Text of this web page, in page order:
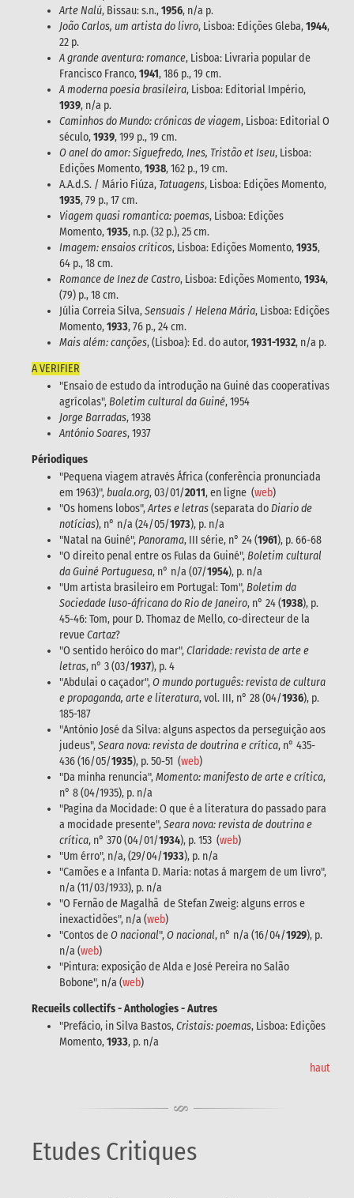
Arte Nalú, Bissau: s.n.,1956, n/a p.
João Carlos, um artista do livro, Lisboa: Edições Gleba,1944,
22 p.
A grande aventura: romance, Lisboa: Livraria popular de
Francisco Franco,1941, 186 p., 19 cm.
A moderna poesia brasileira, Lisboa: Editorial Império,
1939, n/a p.
Caminhos do Mundo: crónicas de viagem, Lisboa: Editorial O
século,1939, 199 p., 19 cm.
O anel do amor: Siguefredo, Ines, Tristão et Iseu, Lisboa:
Edições Momento,1938, 162 p., 19 cm.
A.A.d.S. / Mário Fiúza, Tatuagens, Lisboa: Edições Momento,
1935, 79 p., 17 cm.
Viagem quasi romantica: poemas, Lisboa: Edições
Momento,1935, n.p. (32 p.), 25 cm.
Imagem: ensaios críticos, Lisboa: Edições Momento,1935,
64 p., 18 cm.
Romance de Inez de Castro, Lisboa: Edições Momento,1934,
(79) p., 18 cm.
Júlia Correia Silva,Sensuais / Helena Mária, Lisboa: Edições
Momento,1933, 76 p., 24 cm.
Mais além: canções, (Lisboa): Ed. do autor,1931-1932, n/a p.
A VERIFIER
"Ensaio de estudo da introdução na Guiné das cooperativas
agrícolas",Boletim cultural da Guiné, 1954
Jorge Barradas, 1938
António Soares, 1937
Périodiques
"Pequena viagem através África (conferência pronunciada
em 1963)",buala.org, 03/01/2011, en ligne (web)
"Os homens lobos",Artes e letras(separata doDiario de
notícias), n° n/a (24/05/1973), p. n/a
"Natal na Guiné",Panorama, III série, n° 24 (1961), p. 66-68
"O direito penal entre os Fulas da Guiné",Boletim cultural
da Guiné Portuguesa, n° n/a (07/1954), p. n/a
"Um artista brasileiro em Portugal: Tom",Boletim da
Sociedade luso-áfricana do Rio de Janeiro, n° 24 (1938), p.
45-46: Tom, pour D. Thomaz de Mello, co-directeur de la
revueCartaz?
"O sentido heróico do mar",Claridade: revista de arte e
letras, n° 3 (03/1937), p. 4
"Abdulai o caçador",O mundo português: revista de cultura
e propaganda, arte e literatura, vol. III, n° 28 (04/1936), p.
185-187
"António José da Silva: alguns aspectos da perseguição aos
judeus",Seara nova: revista de doutrina e crítica, n° 435-
436 (16/05/1935), p. 50-51 (web)
"Da minha renuncia",Momento: manifesto de arte e crítica,
n° 8 (04/1935), p. n/a
"Pagina da Mocidade: O que é a literatura do passado para
a mocidade presente",Seara nova: revista de doutrina e
crítica, n° 370 (04/01/1934), p. 153 (web)
"Um érro", n/a, (29/04/1933), p. n/a
"Camões e a Infanta D. Maria: notas á margem de um livro",
n/a (11/03/1933), p. n/a
"O Fernão de Magalhã de Stefan Zweig: alguns erros e
inexactidões", n/a (web)
"Contos deO nacional",O nacional, n° n/a (16/04/1929), p.
n/a (web)
"Pintura: exposição de Alda e José Pereira no Salão
Bobone", n/a (web)
Recueils collectifs - Anthologies - Autres
"Prefácio, in Silva Bastos,Cristais: poemas, Lisboa: Edições
Momento,1933, p. n/a
haut
Etudes Critiques